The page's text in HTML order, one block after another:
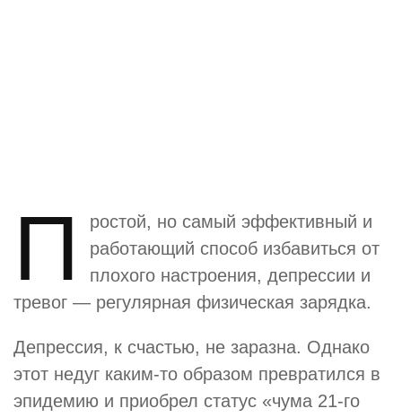
П
ростой, но самый эффективный и
работающий способ избавиться от
плохого настроения, депрессии и
тревог — регулярная физическая зарядка.
Депрессия, к счастью, не заразна. Однако
этот недуг каким-то образом превратился в
эпидемию и приобрел статус «чума 21-го